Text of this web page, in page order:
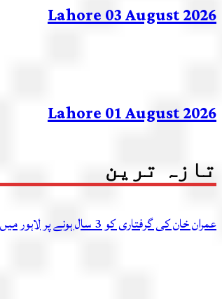
Lahore 03 August 2026
Lahore 01 August 2026
تازہ ترین
عمران خان کی گرفتاری کو 3 سال ہونے پر لاہور میں پی ٹی آئی کا احتجاج، متعدد کارکن گرفتار